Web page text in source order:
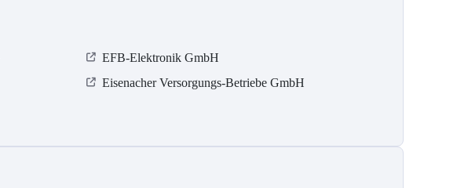
EFB-Elektronik GmbH
Eisenacher Versorgungs-Betriebe GmbH